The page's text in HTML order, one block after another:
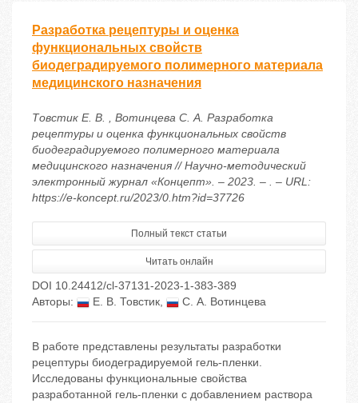
Разработка рецептуры и оценка
функциональных свойств
биодеградируемого полимерного материала
медицинского назначения
Товстик Е. В. , Вотинцева С. А. Разработка
рецептуры и оценка функциональных свойств
биодеградируемого полимерного материала
медицинского назначения // Научно-методический
электронный журнал «Концепт». – 2023. – . – URL:
https://e-koncept.ru/2023/0.htm?id=37726
Полный текст статьи
Читать онлайн
DOI 10.24412/cl-37131-2023-1-383-389
Авторы:
Е. В. Товстик, С. А. Вотинцева
В работе представлены результаты разработки
рецептуры биодеградируемой гель-пленки.
Исследованы функциональные свойства
разработанной гель-пленки с добавлением раствора